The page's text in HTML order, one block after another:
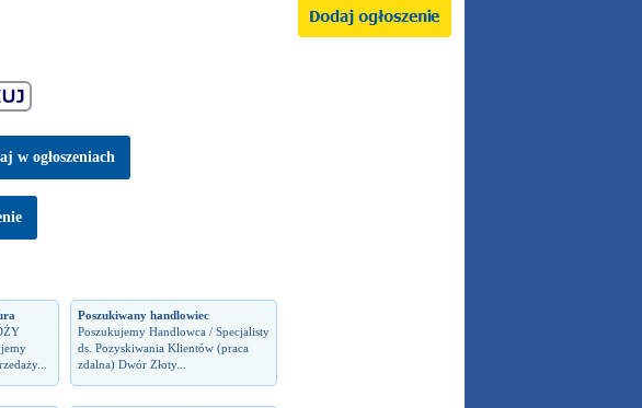
w ogłoszeniach
Poszukiwany handlowiec
Poszukujemy Handlowca / Specjalisty
ds. Pozyskiwania Klientów (praca
zdalna) Dwór Złoty...